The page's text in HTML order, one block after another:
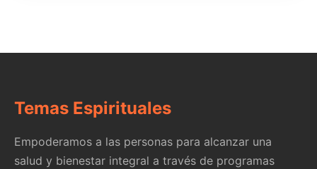
Temas Espirituales
Empoderamos a las personas para alcanzar una
salud y bienestar integral a través de programas